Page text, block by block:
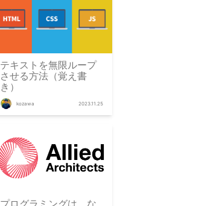
テキストを無限ループ
させる方法（覚え書
き）
kozawa 2023.11.25
プログラミングは、な